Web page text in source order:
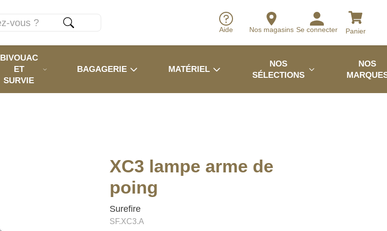
Aide Nos magasins Se connecter Panier
BIVOUAC
ET
SURVIE
BAGAGERIE MATÉRIEL
NOS
SÉLECTIONS
NOS
XC3 lampe arme de
poing
Surefire
SF.XC3.A